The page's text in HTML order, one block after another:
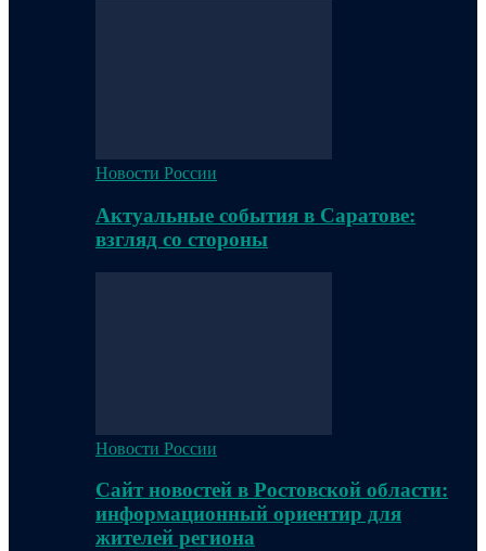
Новости России
Актуальные события в Саратове:
взгляд со стороны
Новости России
Сайт новостей в Ростовской области:
информационный ориентир для
жителей региона